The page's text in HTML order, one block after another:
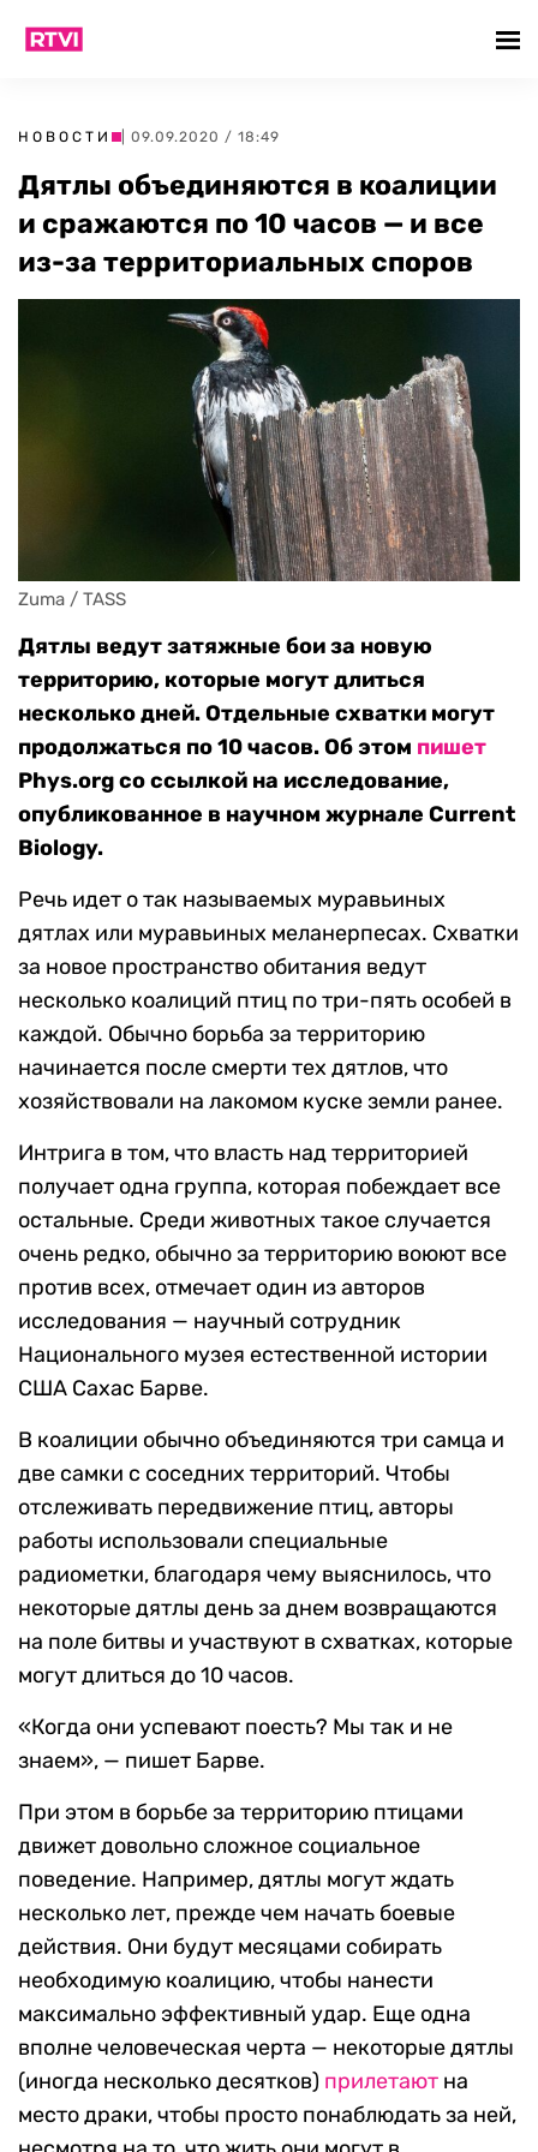
НОВОСТИ | 09.09.2020 / 18:49
Дятлы объединяются в коалиции
и сражаются по 10 часов — и все
из-за территориальных споров
Zuma / TASS
Дятлы ведут затяжные бои за новую
территорию, которые могут длиться
несколько дней. Отдельные схватки могут
продолжаться по 10 часов. Об этом пишет
Phys.org со ссылкой на исследование,
опубликованное в научном журнале Current
Biology.
Речь идет о так называемых муравьиных
дятлах или муравьиных меланерпесах. Схватки
за новое пространство обитания ведут
несколько коалиций птиц по три-пять особей в
каждой. Обычно борьба за территорию
начинается после смерти тех дятлов, что
хозяйствовали на лакомом куске земли ранее.
Интрига в том, что власть над территорией
получает одна группа, которая побеждает все
остальные. Среди животных такое случается
очень редко, обычно за территорию воюют все
против всех, отмечает один из авторов
исследования — научный сотрудник
Национального музея естественной истории
США Сахас Барве.
В коалиции обычно объединяются три самца и
две самки с соседних территорий. Чтобы
отслеживать передвижение птиц, авторы
работы использовали специальные
радиометки, благодаря чему выяснилось, что
некоторые дятлы день за днем возвращаются
на поле битвы и участвуют в схватках, которые
могут длиться до 10 часов.
«Когда они успевают поесть? Мы так и не
знаем», — пишет Барве.
При этом в борьбе за территорию птицами
движет довольно сложное социальное
поведение. Например, дятлы могут ждать
несколько лет, прежде чем начать боевые
действия. Они будут месяцами собирать
необходимую коалицию, чтобы нанести
максимально эффективный удар. Еще одна
вполне человеческая черта — некоторые дятлы
(иногда несколько десятков) прилетают на
место драки, чтобы просто понаблюдать за ней,